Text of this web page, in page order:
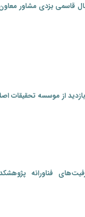
قاسمی بزدی مشاور
بازدید از موسسه تحقیقات
فناورانه